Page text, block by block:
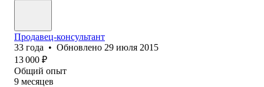
Продавец-консультант
33 года • Обновлено 29 июля 2015
13 000 ₽
Общий опыт
9 месяцев